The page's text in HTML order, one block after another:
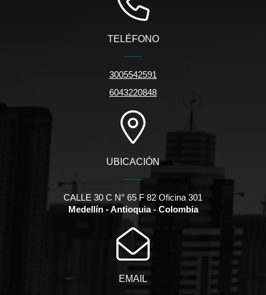
TELÉFONO
3005542591
6043220848
UBICACIÓN
CALLE 30 C N° 65 F 82 Oficina 301
Medellín - Antioquia - Colombia
EMAIL